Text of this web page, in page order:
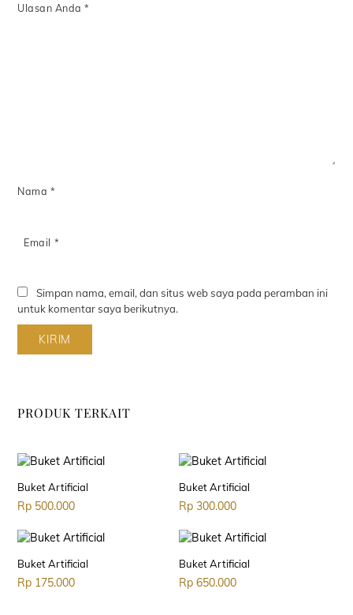
Ulasan Anda*
Nama *
Email *
Simpan nama, email, dan situs web saya pada peramban ini
untuk komentar saya berikutnya.
PRODUK TERKAIT
Buket Artificial
Rp 500.000
Buket Artificial
Rp300.000
Buket Artificial
Rp 175.000
Buket Artificial
Rp650.000